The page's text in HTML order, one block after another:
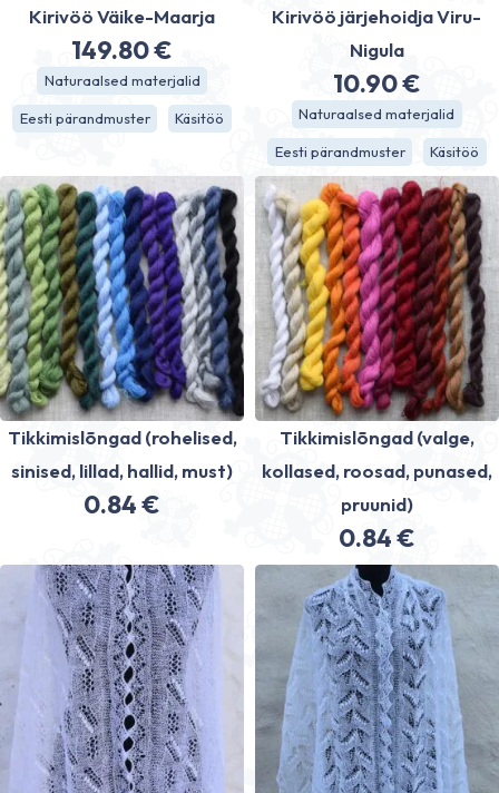
Kirivöö Väike-Maarja
149.80€
Naturaalsed materjalid
Eesti pärandmuster Käsitöö
Kirivöö järjehoidja Viru-
Nigula
10.90€
Naturaalsed materjalid
Eesti pärandmuster Käsitöö
Tikkimislõngad (rohelised,
sinised, lillad, hallid, must)
0.84€
Tikkimislõngad (valge,
kollased, roosad, punased,
pruunid)
0.84€